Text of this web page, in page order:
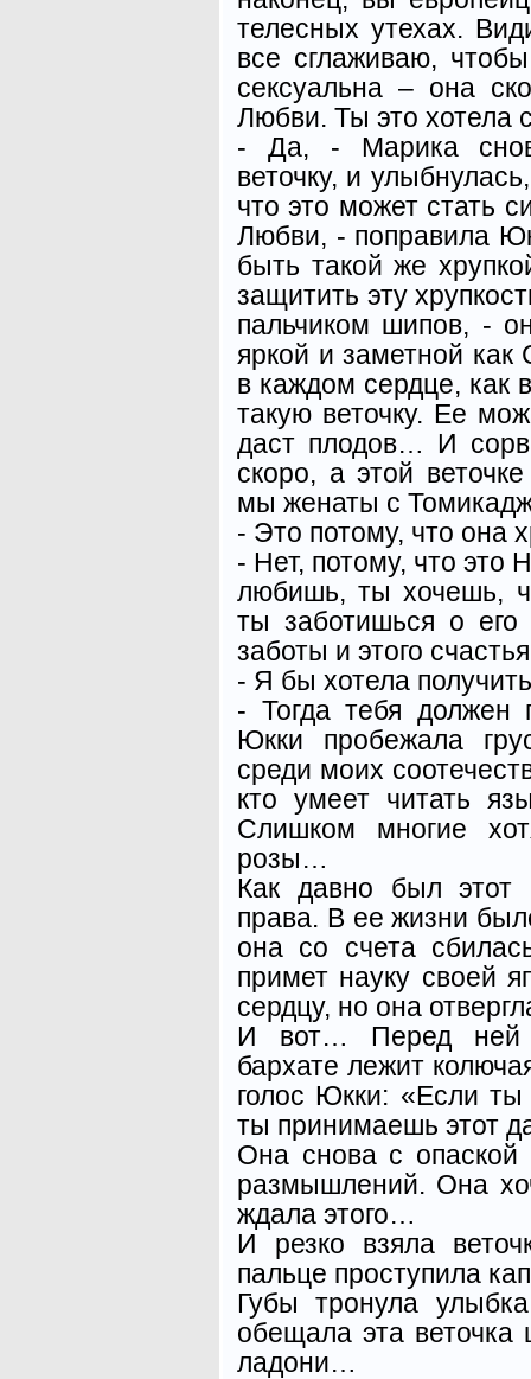
телесных утехах.
все сглаживаю,
сексуальна – она
Любви. Ты это хотела
- Да, - Марика
веточку, и
что это может стать
Любви, - поправила
быть такой же
защитить эту
пальчиком шипов, -
яркой и заметной как
в каждом сердце, как
такую веточку. Ее
даст плодов… И
скоро, а этой
мы женаты с
- Это потому, что она
- Нет, потому, что
любишь, ты хочешь,
ты заботишься о его
заботы и этого
- Я бы хотела
- Тогда тебя должен
Юкки пробежала
среди моих
кто умеет читать
Слишком многие
розы…
Как давно был этот
права. В ее жизни
она со счета
примет науку своей
сердцу, но она
И вот… Перед ней
бархате лежит
голос Юкки: «Если
ты принимаешь этот
Она снова с опаской
размышлений. Она
ждала этого…
И резко взяла
пальце проступила
Губы тронула
обещала эта веточка
ладони…